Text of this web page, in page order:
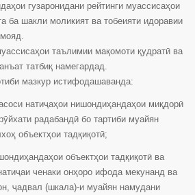
гузаронидани рейтинги муассисаҳои
ба шакли моликият ва тобеияти идоравии
таълимии мақомоти қудратӣ ва
татбиқ намегардад.
мазкур истифодашаванда:
натиҷаҳои нишондиҳандаҳои миқдорӣ
радабандӣ бо тартиби муайян
объектҳои тадқиқотӣ;
объектҳои тадқиқотӣ ва
ченаки онҳоро ифода мекунанд ва
ҷадвал (шкала)-и муайян намудани